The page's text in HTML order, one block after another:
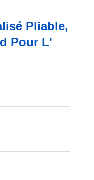
Pliable,
Pour L'